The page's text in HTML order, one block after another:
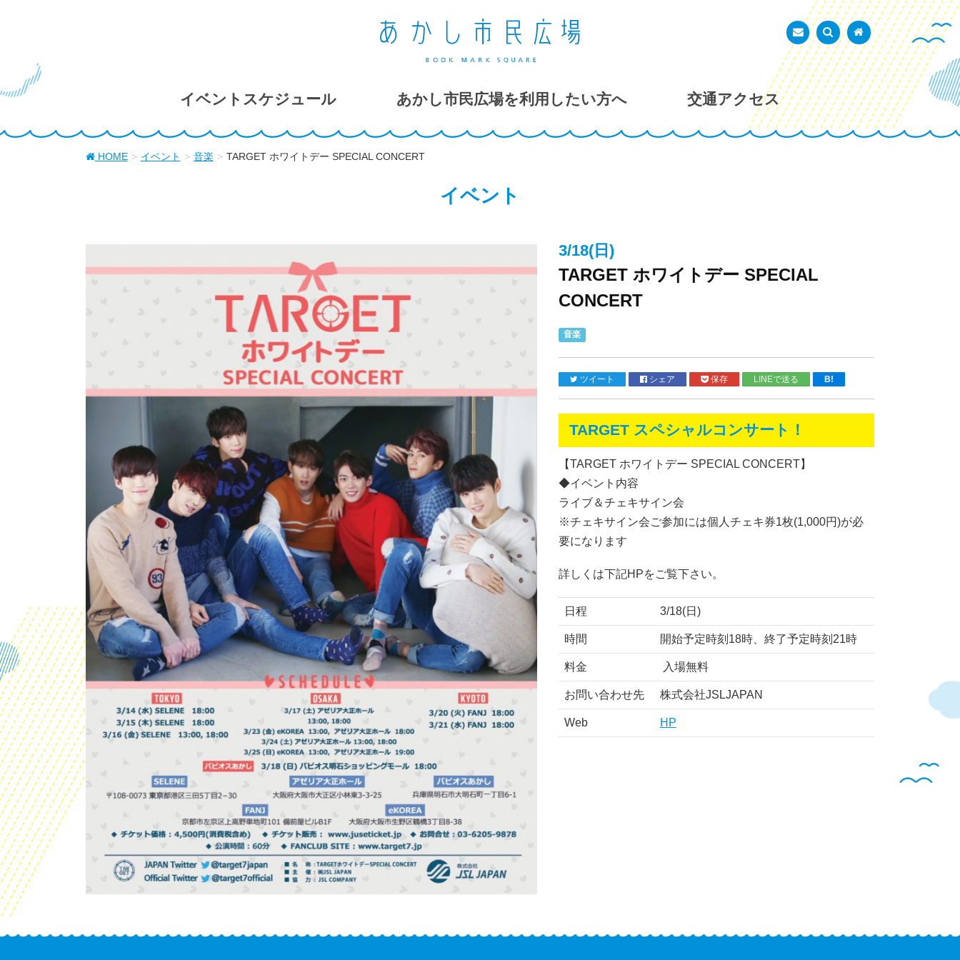
あかし市民広場
お問い合わせ
検索を表示トップページ
イベントスケジュール あかし市民広場を利用したい方へ 交通アクセス
HOME イベント 音楽 TARGET ホワイトデー SPECIAL CONCERT
イベント
3/18(日)
TARGET ホワイトデー SPECIAL
CONCERT
音楽
ツイート シェア 保存 LINEで送る B!
TARGET スペシャルコンサート！
【TARGET ホワイトデー SPECIAL CONCERT】
◆イベント内容
ライブ＆チェキサイン会
※チェキサイン会ご参加には個人チェキ券1枚(1,000円)が必
要になります
詳しくは下記HPをご覧下さい。
日程 3/18(日)
時間 開始予定時刻18時、終了予定時刻21時
料金 入場無料
お問い合わせ先 株式会社JSLJAPAN
Web HP